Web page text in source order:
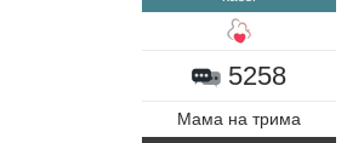
5258
Мама на трима